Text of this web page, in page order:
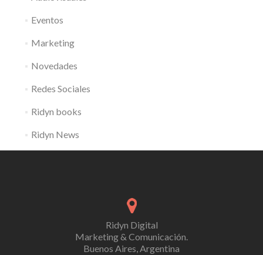
Eventos
Marketing
Novedades
Redes Sociales
Ridyn books
Ridyn News
Ridyn Digital
Marketing & Comunicación.
Buenos Aires, Argentina